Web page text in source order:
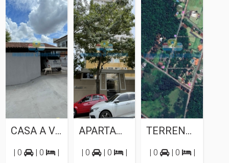
CASA A VENDA MARACANA
| 0 | 0 |
APARTAMENTO PARA VENDA NO CENTRO DE...
| 0 | 0 |
TERRENO A VENDA PROXIMO A AVENIDA CATARATAS
| 0 | 0 |